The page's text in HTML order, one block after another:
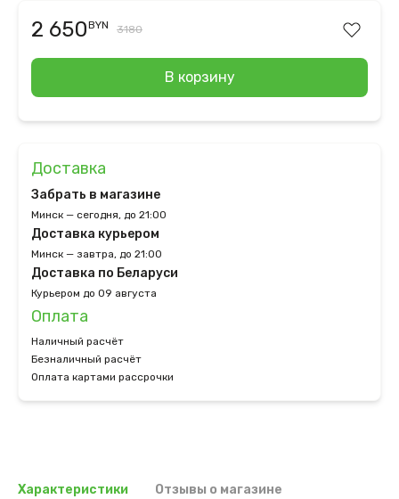
2 650BYN 3180
В корзину
Доставка
Забрать в магазине
Минск — сегодня, до 21:00
Доставка курьером
Минск — завтра, до 21:00
Доставка по Беларуси
Курьером до 09 августа
Оплата
Наличный расчёт
Безналичный расчёт
Оплата картами рассрочки
Характеристики Отзывы о магазине